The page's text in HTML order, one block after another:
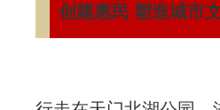
创建惠民 塑造城市